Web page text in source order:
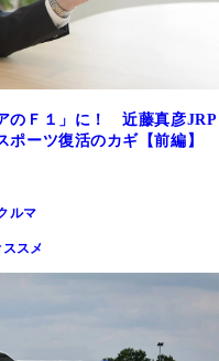
のＦ１」に！ 近藤真彦JRP
ーツ復活のカギ【前編】
ルマ
スメ